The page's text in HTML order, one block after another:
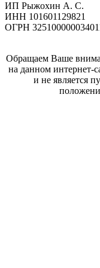
ИП Рыжохин А. С.
ИНН 101601129821
ОГРН
Обращаем Ваше
на данном интернет-
и не является